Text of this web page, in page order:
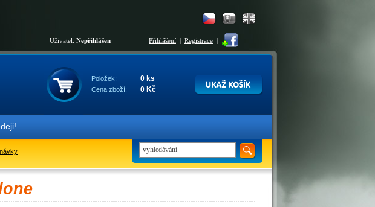
Uživatel: Nepřihlášen Přihlášení | Registrace |
Položek: 0 ks
Cena zboží: 0 Kč